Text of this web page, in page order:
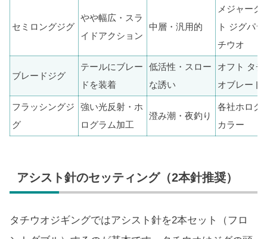
セミロングジグ
やや幅広・スラ
イドアクション
中層・汎用的
メジャーク
ト ジグパラ
チウオ
ブレードジグ
テールにブレー
ドを装着
低活性・スロー
な誘い
オフト タチ
オブレード
フラッシングジ
グ
強い光反射・ホ
ログラム加工
澄み潮・夜釣り
各社ホログ
カラー
アシスト針のセッティング（2本針推奨）
タチウオジギングではアシスト針を2本セット（フロ